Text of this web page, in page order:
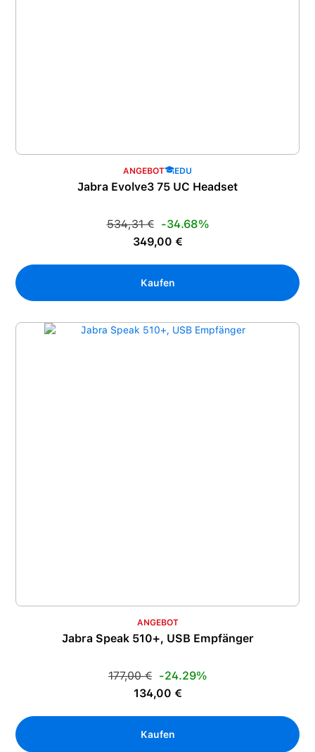
ANGEBOT EDU
Jabra Evolve3 75 UC Headset
Verkaufspreis:
Regulärer Preis:
534,31 €
-34.68%
349,00 €
Kaufen
ANGEBOT
Jabra Speak 510+, USB Empfänger
Verkaufspreis:
Regulärer Preis:
177,00 € -24.29%
134,00 €
Kaufen